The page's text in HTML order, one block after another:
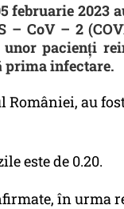
februarie 2023
– CoV – 2
unor pacienți
prima infectare.
au
este de 0.20.
în urma